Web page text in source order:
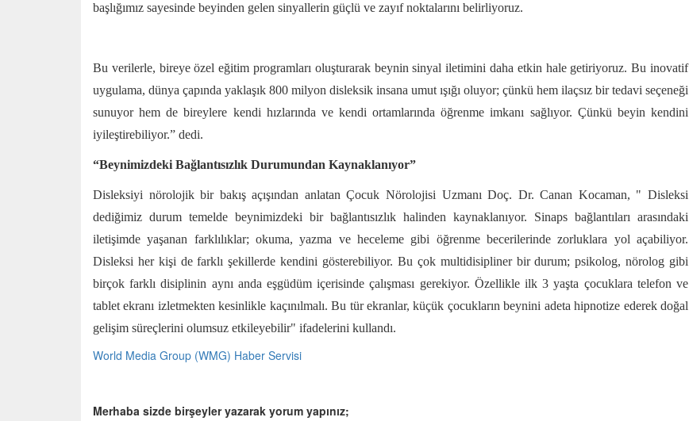
başlığımız sayesinde beyinden gelen sinyallerin güçlü ve zayıf noktalarını belirliyoruz.
Bu verilerle, bireye özel eğitim programları oluşturarak beynin sinyal iletimini daha etkin hale getiriyoruz. Bu inovatif
uygulama, dünya çapında yaklaşık 800 milyon disleksik insana umut ışığı oluyor; çünkü hem ilaçsız bir tedavi seçeneği
sunuyor hem de bireylere kendi hızlarında ve kendi ortamlarında öğrenme imkanı sağlıyor. Çünkü beyin kendini
iyileştirebiliyor.” dedi.
“Beynimizdeki Bağlantısızlık Durumundan Kaynaklanıyor”
Disleksiyi nörolojik bir bakış açışından anlatan Çocuk Nörolojisi Uzmanı Doç. Dr. Canan Kocaman, " Disleksi
dediğimiz durum temelde beynimizdeki bir bağlantısızlık halinden kaynaklanıyor. Sinaps bağlantıları arasındaki
iletişimde yaşanan farklılıklar; okuma, yazma ve heceleme gibi öğrenme becerilerinde zorluklara yol açabiliyor.
Disleksi her kişi de farklı şekillerde kendini gösterebiliyor. Bu çok multidisipliner bir durum; psikolog, nörolog gibi
birçok farklı disiplinin aynı anda eşgüdüm içerisinde çalışması gerekiyor. Özellikle ilk 3 yaşta çocuklara telefon ve
tablet ekranı izletmekten kesinlikle kaçınılmalı. Bu tür ekranlar, küçük çocukların beynini adeta hipnotize ederek doğal
gelişim süreçlerini olumsuz etkileyebilir" ifadelerini kullandı.
World Media Group (WMG) Haber Servisi
Merhaba sizde birşeyler yazarak yorum yapınız;